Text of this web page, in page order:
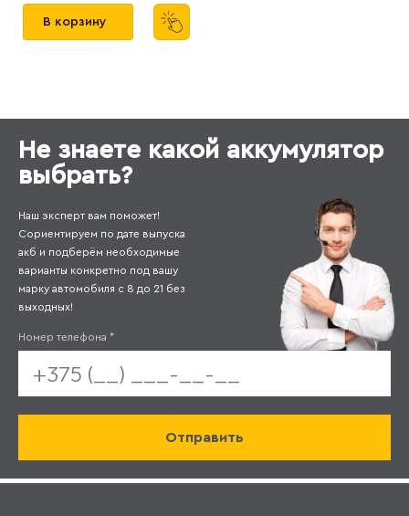
В корзину
Не знаете какой аккумулятор
выбрать?
Наш эксперт вам поможет!
Сориентируем по дате выпуска
акб и подберём необходимые
варианты конкретно под вашу
марку автомобиля с 8 до 21 без
выходных!
Номер телефона *